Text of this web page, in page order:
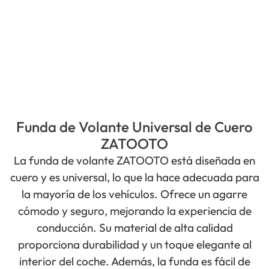
Funda de Volante Universal de Cuero
ZATOOTO
La funda de volante ZATOOTO está diseñada en
cuero y es universal, lo que la hace adecuada para
la mayoría de los vehículos. Ofrece un agarre
cómodo y seguro, mejorando la experiencia de
conducción. Su material de alta calidad
proporciona durabilidad y un toque elegante al
interior del coche. Además, la funda es fácil de